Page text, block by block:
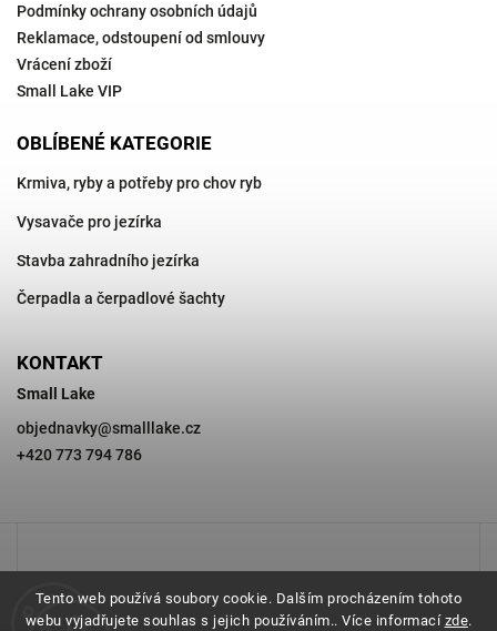
Tento web používá soubory cookie. Dalším procházením tohoto
webu vyjadřujete souhlas s jejich používáním.. Více informací zde.
Podmínky ochrany osobních údajů
Reklamace, odstoupení od smlouvy
Vrácení zboží
Small Lake VIP
OBLÍBENÉ KATEGORIE
Krmiva, ryby a potřeby pro chov ryb
Vysavače pro jezírka
Stavba zahradního jezírka
Čerpadla a čerpadlové šachty
KONTAKT
Small Lake
objednavky@smalllake.cz
+420 773 794 786